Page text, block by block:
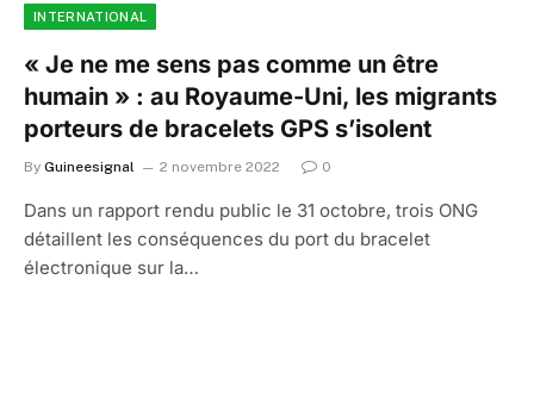
INTERNATIONAL
« Je ne me sens pas comme un être
humain » : au Royaume-Uni, les migrants
porteurs de bracelets GPS s’isolent
By Guineesignal 2 novembre 2022 0
Dans un rapport rendu public le 31 octobre, trois ONG
détaillent les conséquences du port du bracelet
électronique sur la…